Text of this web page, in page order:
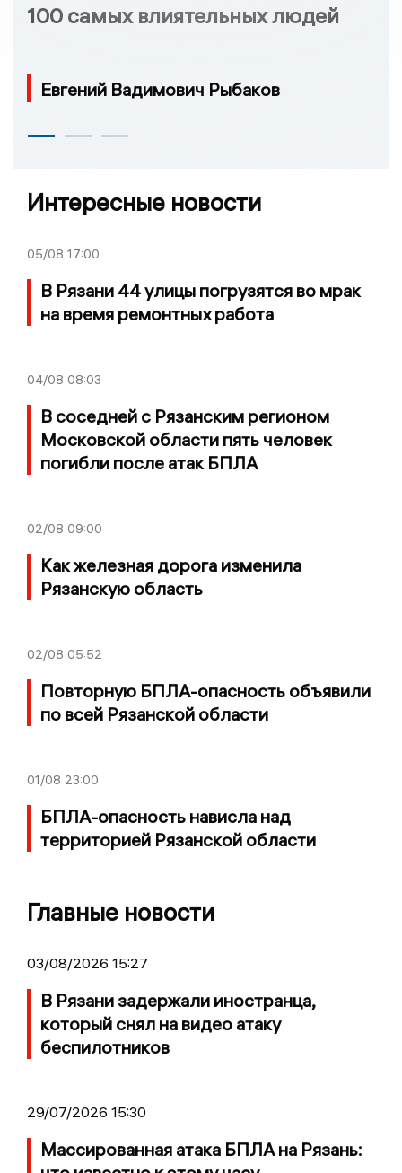
100 самых влиятельных людей
Евгений Вадимович Рыбаков
Интересные новости
05/08 17:00
В Рязани 44 улицы погрузятся во мрак
на время ремонтных работа
04/08 08:03
В соседней с Рязанским регионом
Московской области пять человек
погибли после атак БПЛА
02/08 09:00
Как железная дорога изменила
Рязанскую область
02/08 05:52
Повторную БПЛА-опасность объявили
по всей Рязанской области
01/08 23:00
БПЛА-опасность нависла над
территорией Рязанской области
Главные новости
03/08/2026 15:27
В Рязани задержали иностранца,
который снял на видео атаку
беспилотников
29/07/2026 15:30
Массированная атака БПЛА на Рязань: